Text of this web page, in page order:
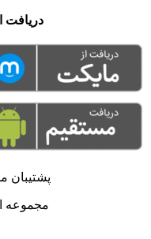
دریافت
پشتیبان
مجموعه